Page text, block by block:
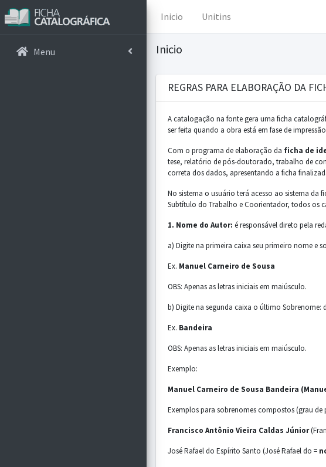
Inicio Unitins
Menu Inicio
REGRAS PARA ELABORAÇÃO DA
A catalogação na fonte gera uma ficha
ser feita quando a obra está em fase de
Com o programa de elaboração da ficha de
tese, relatório de pós-doutorado, trabalho de
correta dos dados, apresentando a ficha
No sistema o usuário terá acesso ao sistema
Subtítulo do Trabalho e Coorientador, todos os
1. Nome do Autor: é responsável direto pela
a) Digite na primeira caixa seu primeiro nome e
Ex. Manuel Carneiro de Sousa
OBS: Apenas as letras iniciais em maiúsculo.
b) Digite na segunda caixa o último
Ex. Bandeira
OBS: Apenas as letras iniciais em maiúsculo.
Exemplo:
Manuel Carneiro de Sousa Bandeira
Exemplos para sobrenomes compostos (grau
Francisco Antônio Vieira Caldas Júnior
José Rafael do Espírito Santo (José Rafael do =